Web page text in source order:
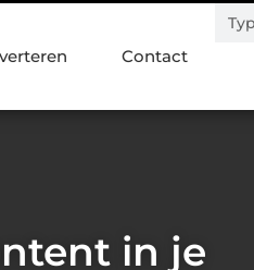
Contact
in je